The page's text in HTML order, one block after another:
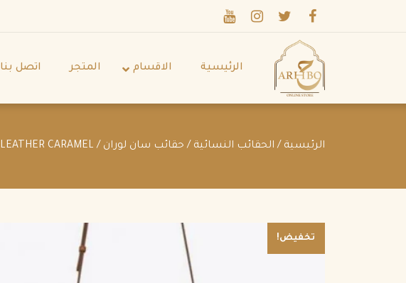
الرئيسية الاقسام المتجر اتصل بنا
الرئيسية / الحقائب النسائية / حقائب سان لوران / VINTAGE BUCKET BAG IN LACQUERED CROCODILE-EMBOSSED LEATHER CARAMEL
تخفيض!